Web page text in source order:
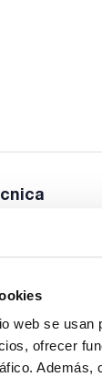
web se usan
ofrecer
Además,